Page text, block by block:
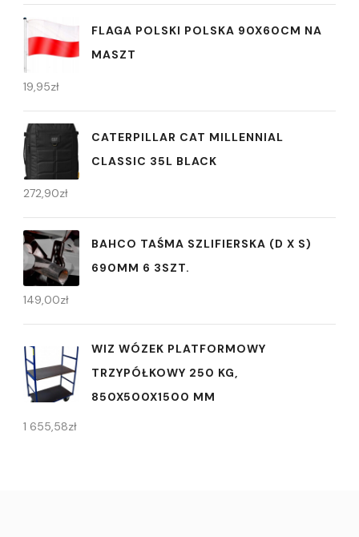
FLAGA POLSKI POLSKA 90X60CM NA
MASZT
19,95zł
CATERPILLAR CAT MILLENNIAL
CLASSIC 35L BLACK
272,90zł
BAHCO TAŚMA SZLIFIERSKA (D X S)
690MM 6 3SZT.
149,00zł
WIZ WÓZEK PLATFORMOWY
TRZYPÓŁKOWY 250 KG,
850X500X1500 MM
1 655,58zł